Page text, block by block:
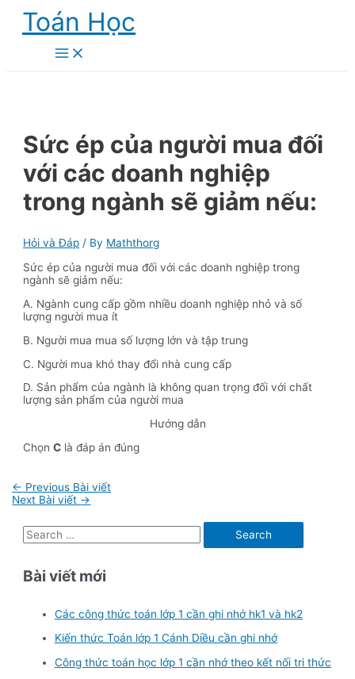
Skip
content
Toán Học
Main
Menu
Sức ép của người mua đối
với các doanh nghiệp
trong ngành sẽ giảm nếu:
Hỏi và Đáp / By Maththorg
Sức ép của người mua đối với các doanh nghiệp trong
ngành sẽ giảm nếu:
A. Ngành cung cấp gồm nhiều doanh nghiệp nhỏ và số
lượng người mua ít
B. Người mua mua số lượng lớn và tập trung
C. Người mua khó thay đổi nhà cung cấp
D. Sản phẩm của ngành là không quan trọng đối với chất
lượng sản phẩm của người mua
Hướng dẫn
ChọnC là đáp án đúng
Điều
hướng
viết
← Previous Bài viết
Next Bài viết →
S
a
Bài viết mới
Các công thức toán lớp 1 cần ghi nhớ hk1 và hk2
Kiến thức Toán lớp 1 Cánh Diều cần ghi nhớ
Công thức toán học lớp 1 cần nhớ theo kết nối tri thức